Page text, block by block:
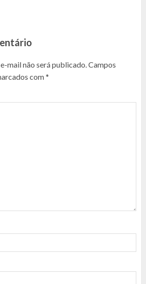
mail não será publicado. Campos
com*